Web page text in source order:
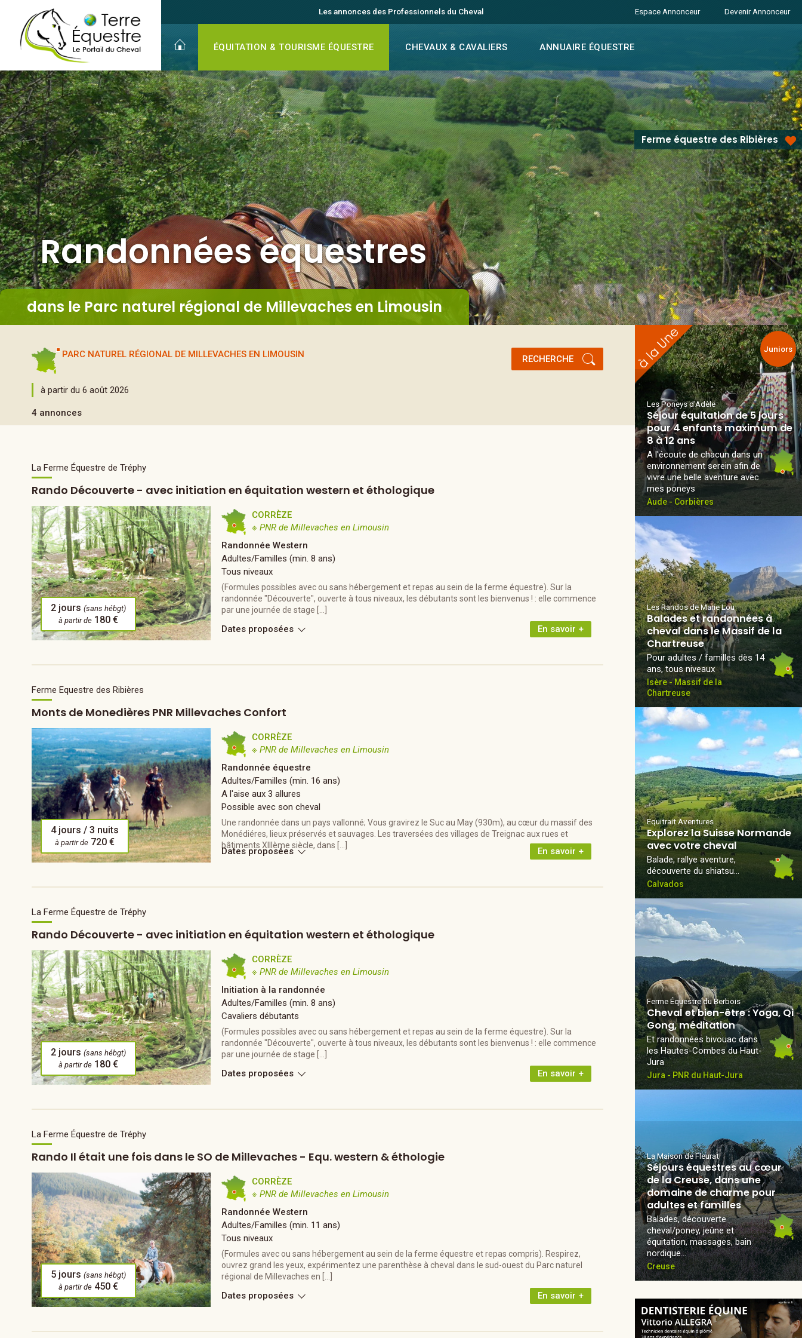
Randonnées équestres Les annonces des Professionnels du Cheval
ÉQUITATION & TOURISME ÉQUESTRE CHEVAUX & CAVALIERS ANNUAIRE ÉQUESTRE
Espace Annonceur Devenir Annonceur
Randonnées équestres
dans le Parc naturel régional de Millevaches en Limousin
Ferme équestre des Ribières
RECHERCHE
PARC NATUREL RÉGIONAL DE MILLEVACHES EN LIMOUSIN
à partir du 6 août 2026
4 annonces
La Ferme Équestre de Tréphy
Rando Découverte - avec initiation en équitation western et éthologique
2 jours(sans hébgt)
à partir de 180 €
CORRÈZE
※ PNR de Millevaches en Limousin
Randonnée Western
Adultes/Familles (min. 8 ans)
Tous niveaux
(Formules possibles avec ou sans hébergement et repas au sein de la ferme équestre). Sur la
randonnée "Découverte", ouverte à tous niveaux, les débutants sont les bienvenus ! : elle commence
par une journée de stage […]
En savoir +
Dates proposées
Ferme Equestre des Ribières
Monts de Monedières PNR Millevaches Confort
4 jours / 3 nuits
à partir de 720 €
CORRÈZE
※ PNR de Millevaches en Limousin
Randonnée équestre
Adultes/Familles (min. 16 ans)
A l'aise aux 3 allures
Possible avec son cheval
Une randonnée dans un pays vallonné; Vous gravirez le Suc au May (930m), au cœur du massif des
Monédiéres, lieux préservés et sauvages. Les traversées des villages de Treignac aux rues et
bâtiments XIIIème siècle, dans […]
En savoir +
Dates proposées
La Ferme Équestre de Tréphy
Rando Découverte - avec initiation en équitation western et éthologique
2 jours(sans hébgt)
à partir de 180 €
CORRÈZE
※ PNR de Millevaches en Limousin
Initiation à la randonnée
Adultes/Familles (min. 8 ans)
Cavaliers débutants
(Formules possibles avec ou sans hébergement et repas au sein de la ferme équestre). Sur la
randonnée "Découverte", ouverte à tous niveaux, les débutants sont les bienvenus ! : elle commence
par une journée de stage […]
En savoir +
Dates proposées
La Ferme Équestre de Tréphy
Rando Il était une fois dans le SO de Millevaches - Equ. western & éthologie
5 jours(sans hébgt)
à partir de 450 €
CORRÈZE
※ PNR de Millevaches en Limousin
Randonnée Western
Adultes/Familles (min. 11 ans)
Tous niveaux
(Formules avec ou sans hébergement au sein de la ferme équestre et repas compris). Respirez,
ouvrez grand les yeux, expérimentez une parenthèse à cheval dans le sud-ouest du Parc naturel
régional de Millevaches en […]
En savoir +
Dates proposées
Juniors
Les Poneys d'Adèle
Séjour équitation de 5 jours
pour 4 enfants maximum de
8 à 12 ans
A l'écoute de chacun dans un
environnement serein afin de
vivre une belle aventure avec
mes poneys
Aude - Corbières
Les Randos de Marie Lou
Balades et randonnées à
cheval dans le Massif de la
Chartreuse
Pour adultes / familles dès 14
ans, tous niveaux
Isère - Massif de la
Chartreuse
Equitrait Aventures
Explorez la Suisse Normande
avec votre cheval
Balade, rallye aventure,
découverte du shiatsu…
Calvados
Ferme Équestre du Berbois
Cheval et bien-être : Yoga, Qi
Gong, méditation
Et randonnées bivouac dans
les Hautes-Combes du Haut-
Jura
Jura - PNR du Haut-Jura
La Maison de Fleurat
Séjours équestres au cœur
de la Creuse, dans une
domaine de charme pour
adultes et familles
Balades, découverte
cheval/poney, jeûne et
équitation, massages, bain
nordique...
Creuse